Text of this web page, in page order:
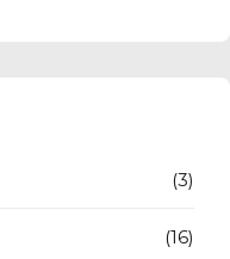
(3)
(16)